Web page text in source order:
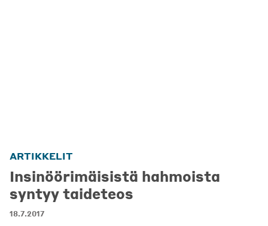
ARTIKKELIT
Insinöörimäisistä hahmoista
syntyy taideteos
18.7.2017